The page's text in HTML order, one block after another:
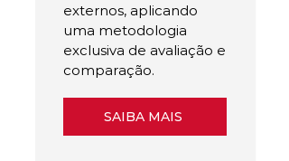
externos, aplicando
uma metodologia
exclusiva de avaliação e
comparação.
SAIBA MAIS